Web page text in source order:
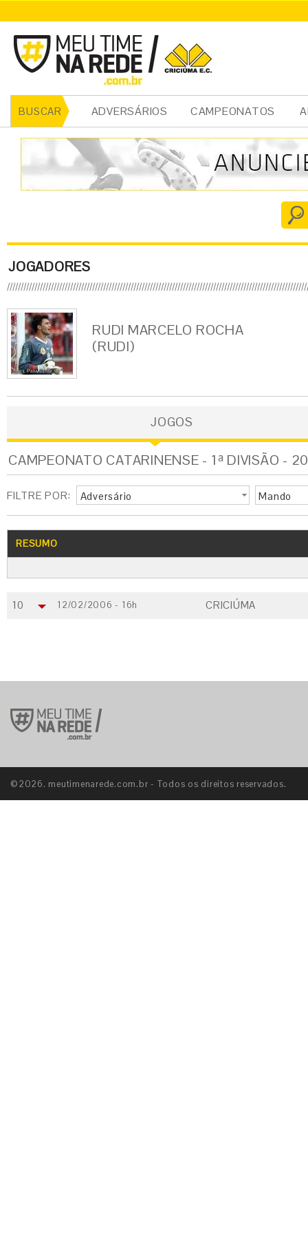
BUSCAR ADVERSÁRIOS CAMPEONATOS
JOGADORES
RUDI MARCELO ROCHA
(RUDI)
JOGOS
CAMPEONATO CATARINENSE - 1ª DIVISÃO -
FILTRE POR: Adversário Mando
RESUMO
10 12/02/2006 - 16h CRICIÚMA
©2026. meutimenarede.com.br - Todos os direitos reservados.